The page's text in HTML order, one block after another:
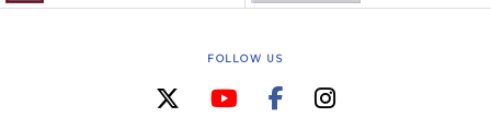
FOLLOW US